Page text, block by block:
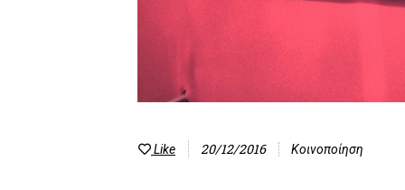
Like 20/12/2016 Κοινοποίηση